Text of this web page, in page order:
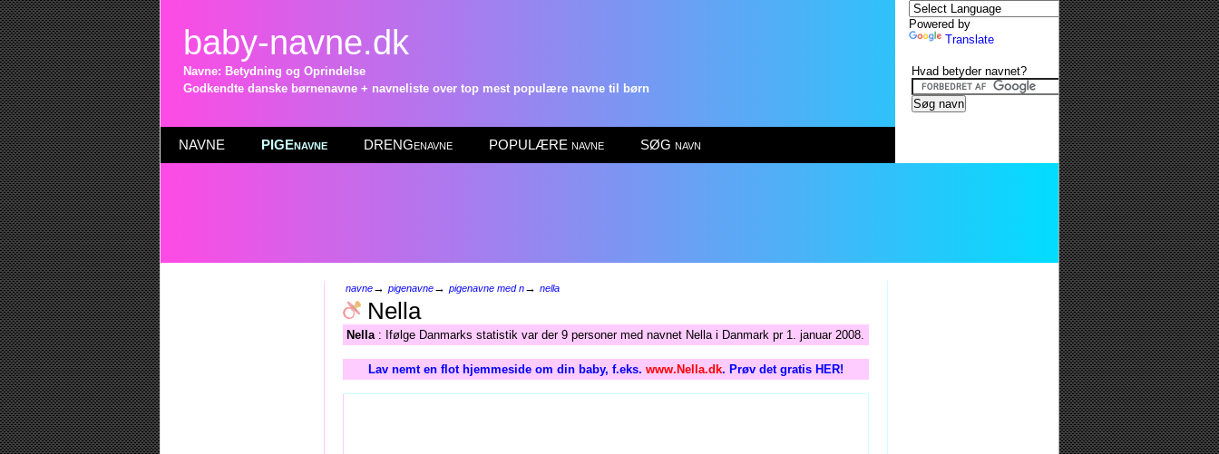
baby-navne.dk
Navne: Betydning og Oprindelse
Godkendte danske børnenavne + navneliste over top mest populære navne til børn
NAVNE PIGEnavne DRENGenavne POPULÆRE navne SØG navn
navne→ pigenavne→ pigenavne med n→ nella
Nella
Nella: Ifølge Danmarks statistik var der 9 personer med navnet Nella i Danmark pr 1. januar 2008.
Lav nemt en flot hjemmeside om din baby, f.eks. www.Nella.dk. Prøv det gratis HER!
Powered by
Translate
Hvad betyder navnet?